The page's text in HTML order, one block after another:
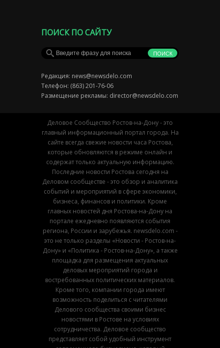
ПОИСК ПО САЙТУ
Редакция: news@newsdelo.com
Телефон: (863) 201-76-06
Размещение рекламы: director@newsdelo.com
Деловое Сообщество Ростов-на-Дону - это
главный информационный портал города. На
сайте всегда свежие новости часа Ростова,
которые обновляются в режиме онлайн и
содержат только актуальную информацию.
Последние новости Ростова сегодня на
Деловом сообществе - это обзор и аналитика
событий и мероприятий в сфере экономики,
бизнеса, финансов и политики. Кроме
главных новостей дня Ростова-на-Дону на
портале ежедневно появляются события
региона, России и зарубежья. newsdelo.com -
это не только разделы «Новости - Ростов-на-
Дону» и «Политика - Ростов-на-Дону», а также
площадка для размещения актуальных
деловых мероприятий города и
востребованных политических материалов.
Кроме того, компании города имеют
возможность поделиться с читателями
Делового сообщества своими бизнес
новостями в Ростове на условиях
сотрудничества. Деловое сообщество
представляет собой удобный инструмент